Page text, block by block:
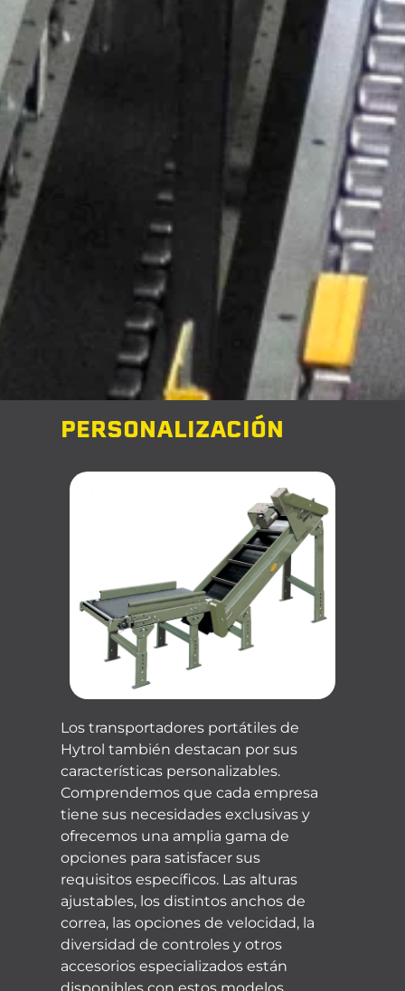
PERSONALIZACIÓN
Los transportadores portátiles de
Hytrol también destacan por sus
características personalizables.
Comprendemos que cada empresa
tiene sus necesidades exclusivas y
ofrecemos una amplia gama de
opciones para satisfacer sus
requisitos específicos. Las alturas
ajustables, los distintos anchos de
correa, las opciones de velocidad, la
diversidad de controles y otros
accesorios especializados están
disponibles con estos modelos.